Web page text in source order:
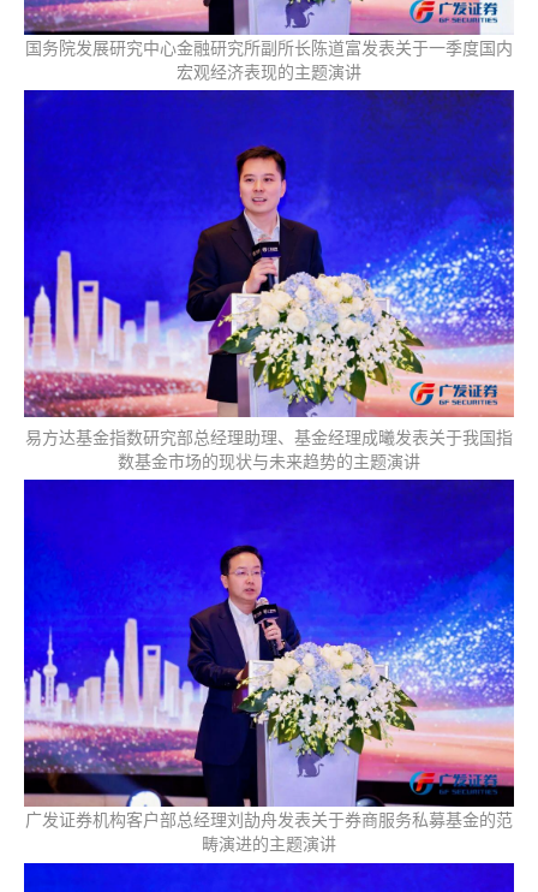
国务院发展研究中心金融研究所副所长陈道富发表关于一季度国内
宏观经济表现的主题演讲
易方达基金指数研究部总经理助理、基金经理成曦发表关于我国指
数基金市场的现状与未来趋势的主题演讲
广发证券机构客户部总经理刘劼舟发表关于券商服务私募基金的范
畴演进的主题演讲